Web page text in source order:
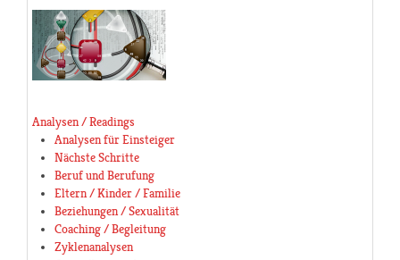
Analysen / Readings
Analysen für Einsteiger
Nächste Schritte
Beruf und Berufung
Eltern / Kinder / Familie
Beziehungen / Sexualität
Coaching / Begleitung
Zyklenanalysen